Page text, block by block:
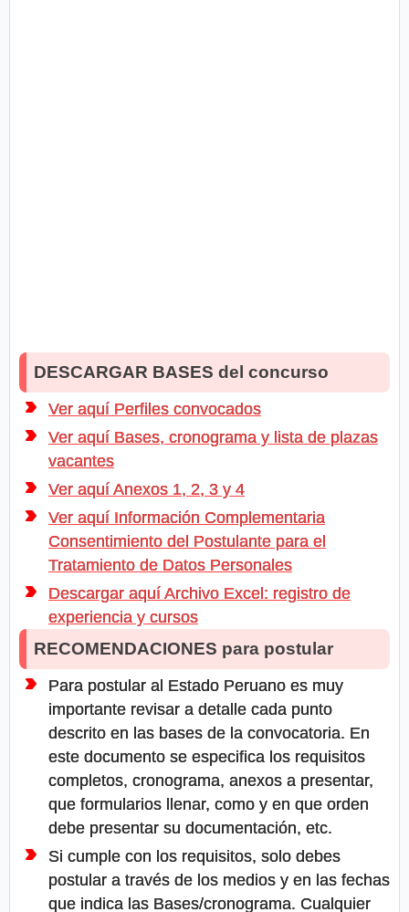
DESCARGAR BASES del concurso
Ver aquí Perfiles convocados
Ver aquí Bases, cronograma y lista de plazas
vacantes
Ver aquí Anexos 1, 2, 3 y 4
Ver aquí Información Complementaria
Consentimiento del Postulante para el
Tratamiento de Datos Personales
Descargar aquí Archivo Excel: registro de
experiencia y cursos
RECOMENDACIONES para postular
Para postular al Estado Peruano es muy
importante revisar a detalle cada punto
descrito en las bases de la convocatoria. En
este documento se especifica los requisitos
completos, cronograma, anexos a presentar,
que formularios llenar, como y en que orden
debe presentar su documentación, etc.
Si cumple con los requisitos, solo debes
postular a través de los medios y en las fechas
que indica las Bases/cronograma. Cualquier